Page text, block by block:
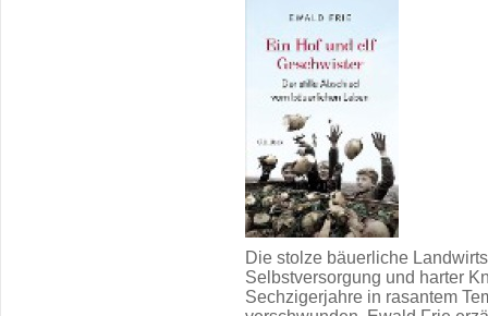
Die stolze bäuerliche
Selbstversorgung und harter
Sechzigerjahre in rasantem